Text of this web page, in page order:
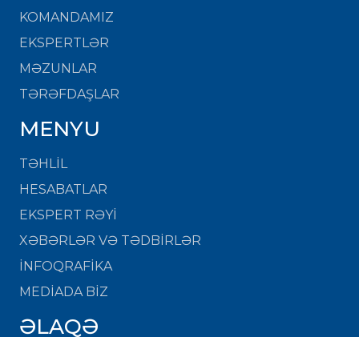
KOMANDAMIZ
EKSPERTLƏR
MƏZUNLAR
TƏRƏFDAŞLAR
MENYU
TƏHLİL
HESABATLAR
EKSPERT RƏYİ
XƏBƏRLƏR VƏ TƏDBİRLƏR
İNFOQRAFİKA
MEDİADA BİZ
ƏLAQƏ